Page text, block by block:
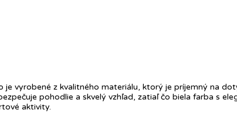
vyrobené z kvalitného materiálu, ktorý je príjemný na
pohodlie a skvelý vzhľad, zatiaľ čo biela farba s
aktivity.